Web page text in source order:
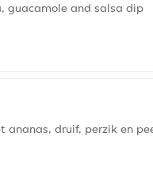
guacamole and salsa dip
ananas, druif, perzik en